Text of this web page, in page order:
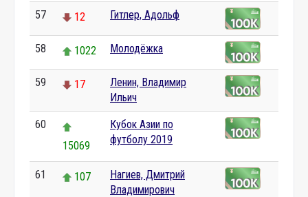
57 12 Гитлер, Адольф
58 1022 Молодёжка
59 17
Ленин, Владимир
Ильич
60
15069
Кубок Азии по
футболу 2019
61 107
Нагиев, Дмитрий
Владимирович